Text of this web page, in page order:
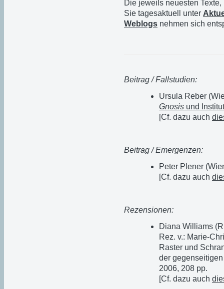
Die jeweils neuesten
Sie tagesaktuell unter
Weblogs nehmen sich
Beitrag / Fallstudien:
Ursula Reber
Gnosis und
[Cf. dazu auch
Beitrag / Emergenzen:
Peter Plener
[Cf. dazu auch
Rezensionen:
Diana Williams
Rez. v.: Marie-
Raster und
der
2006, 208 pp.
[Cf. dazu auch